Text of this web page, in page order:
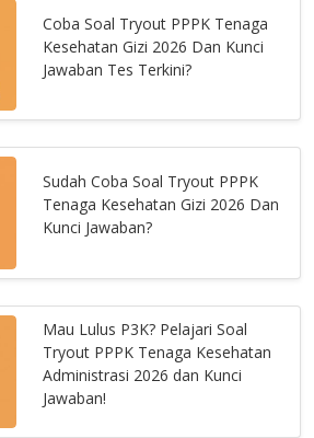
Coba Soal Tryout PPPK Tenaga
Kesehatan Gizi 2026 Dan Kunci
Jawaban Tes Terkini?
Sudah Coba Soal Tryout PPPK
Tenaga Kesehatan Gizi 2026 Dan
Kunci Jawaban?
Mau Lulus P3K? Pelajari Soal
Tryout PPPK Tenaga Kesehatan
Administrasi 2026 dan Kunci
Jawaban!